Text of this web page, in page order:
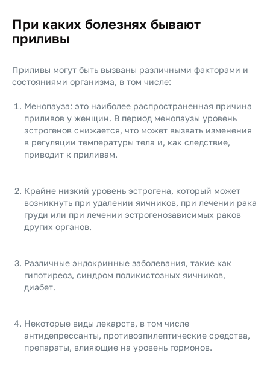
При каких болезнях бывают
приливы
Приливы могут быть вызваны различными факторами и
состояниями организма, в том числе:
Менопауза: это наиболее распространенная причина
приливов у женщин. В период менопаузы уровень
эстрогенов снижается, что может вызвать изменения
в регуляции температуры тела и, как следствие,
приводит к приливам.
Крайне низкий уровень эстрогена, который может
возникнуть при удалении яичников, при лечении рака
груди или при лечении эстрогенозависимых раков
других органов.
Различные эндокринные заболевания, такие как
гипотиреоз, синдром поликистозных яичников,
диабет.
Некоторые виды лекарств, в том числе
антидепрессанты, противоэпилептические средства,
препараты, влияющие на уровень гормонов.